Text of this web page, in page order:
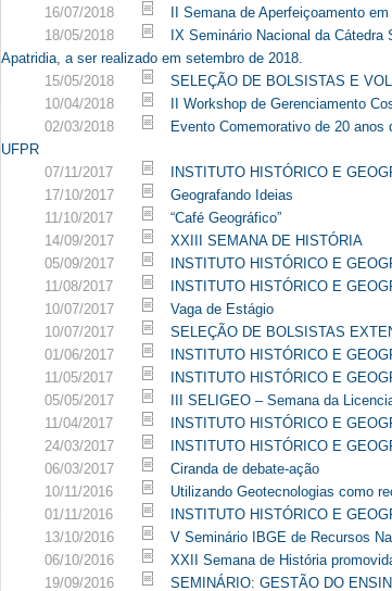
16/07/2018
II Semana de Aperfeiçoamento
18/05/2018
IX Seminário Nacional da Cátedra
Apatridia, a ser realizado em setembro de 2018.
15/05/2018
SELEÇÃO DE BOLSISTAS E
10/04/2018
II Workshop de Gerenciamento
02/03/2018
Evento Comemorativo de 20 anos
UFPR
07/11/2017
INSTITUTO HISTÓRICO E
17/10/2017
Geografando Ideias
11/10/2017
“Café Geográfico”
14/09/2017
XXIII SEMANA DE HISTÓRIA
05/09/2017
INSTITUTO HISTÓRICO E
11/08/2017
INSTITUTO HISTÓRICO E
10/07/2017
Vaga de Estágio
10/07/2017
SELEÇÃO DE BOLSISTAS
01/06/2017
INSTITUTO HISTÓRICO E
11/05/2017
INSTITUTO HISTÓRICO E
05/05/2017
III SELIGEO – Semana da
11/04/2017
INSTITUTO HISTÓRICO E
24/03/2017
INSTITUTO HISTÓRICO E
06/03/2017
Ciranda de debate-ação
10/11/2016
Utilizando Geotecnologias como
01/11/2016
INSTITUTO HISTÓRICO E
13/10/2016
V Seminário IBGE de Recursos
06/10/2016
XXII Semana de História
19/09/2016
SEMINÁRIO: GESTÃO DO